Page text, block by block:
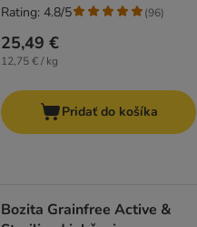
25,49 €
12,75 € / kg
Rating: 4.8/5 (96)
Pridať do košíka
Bozita Grainfree Active &